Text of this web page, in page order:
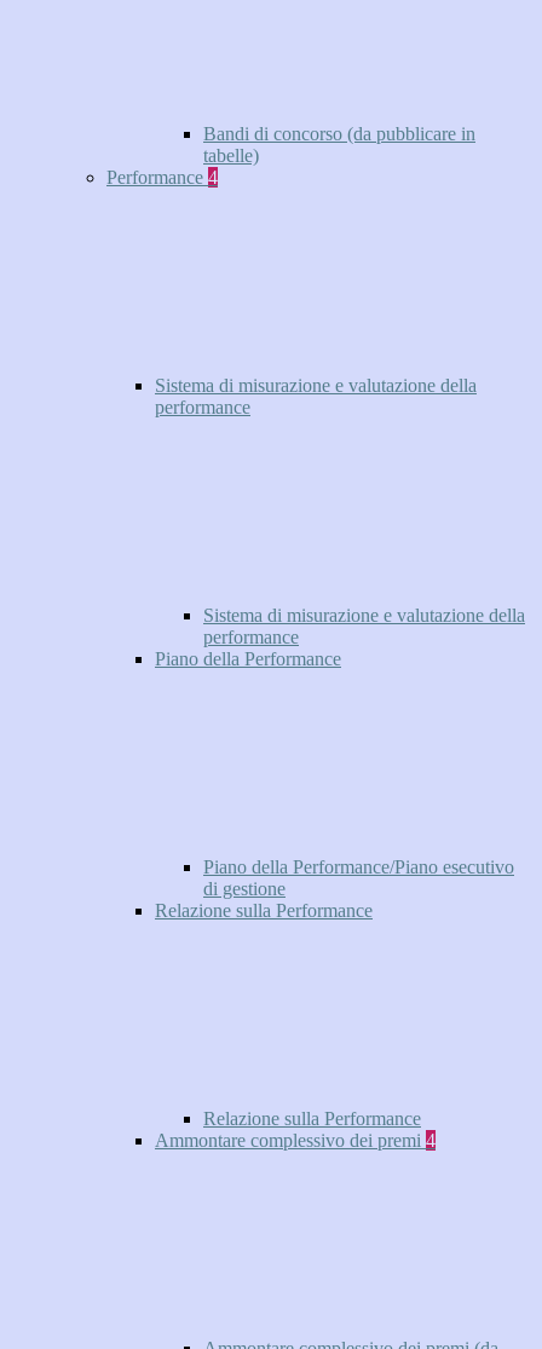
Bandi di concorso (da pubblicare in
tabelle)
Performance 4
Sistema di misurazione e valutazione della
performance
Sistema di misurazione e valutazione della
performance
Piano della Performance
Piano della Performance/Piano esecutivo
di gestione
Relazione sulla Performance
Relazione sulla Performance
Ammontare complessivo dei premi 4